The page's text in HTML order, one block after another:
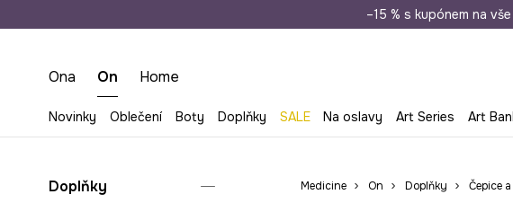
Doprava zdarma při nákupu nad 1
–15 % s kupónem na
Ona On Home
Novinky Oblečení Boty Doplňky SALE Na oslavy Art Series Art
Doplňky Medicine On Doplňky Čepice